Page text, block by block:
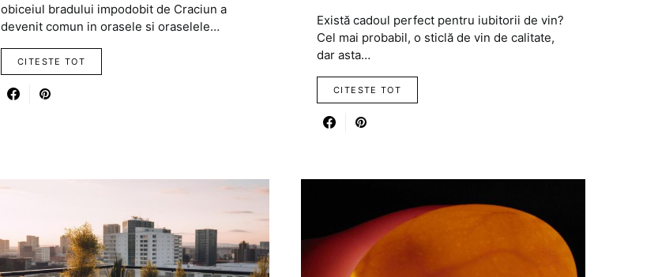
obiceiul bradului impodobit de Craciun a
devenit comun in orasele si oraselele…
CITESTE TOT
Există cadoul perfect pentru iubitorii de vin?
Cel mai probabil, o sticlă de vin de calitate,
dar asta…
CITESTE TOT